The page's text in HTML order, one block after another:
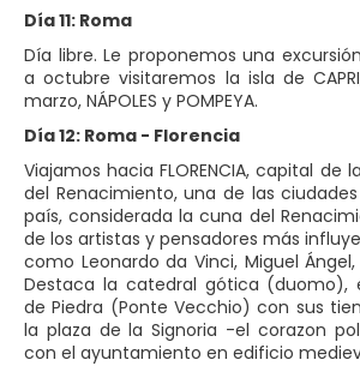
Día 11: Roma
Día libre. Le proponemos una
a octubre visitaremos la isla de
marzo, NÁPOLES y POMPEYA.
Día 12: Roma - Florencia
Viajamos hacia FLORENCIA, capital de
del Renacimiento, una de las
país, considerada la cuna del
de los artistas y pensadores más
como Leonardo da Vinci, Miguel
Destaca la catedral gótica (duomo),
de Piedra (Ponte Vecchio) con sus
la plaza de la Signoria -el corazon
con el ayuntamiento en edificio